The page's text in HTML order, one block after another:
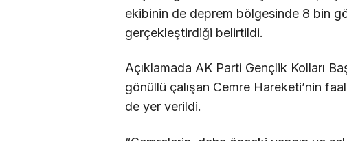
ekibinin de deprem bölgesinde 8 bin
gerçekleştirdiği belirtildi.
Açıklamada AK Parti Gençlik Kolları
gönüllü çalışan Cemre Hareketi’nin
de yer verildi.